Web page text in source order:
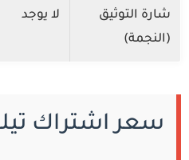
شارة التوثيق
(النجمة)
لا يوجد
سعر اشتراك